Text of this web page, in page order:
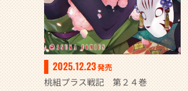
2025.12.23発売
桃組プラス戦記 第２４巻